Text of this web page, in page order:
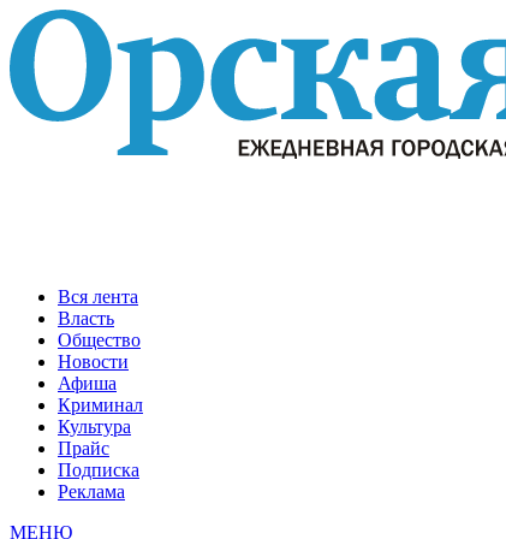
Вся лента
Власть
Общество
Новости
Афиша
Криминал
Культура
Прайс
Подписка
Реклама
МЕНЮ